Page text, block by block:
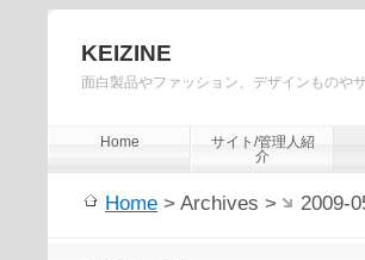
KEIZINE
面白製品やファッション、デザインものや
Home
サイト/管理人紹
介
Home > Archives > 2009-